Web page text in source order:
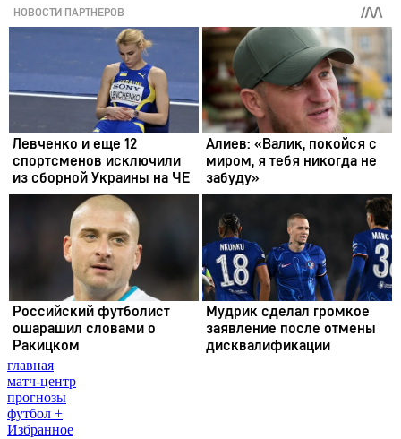
главная
матч-центр
прогнозы
футбол +
Избранное